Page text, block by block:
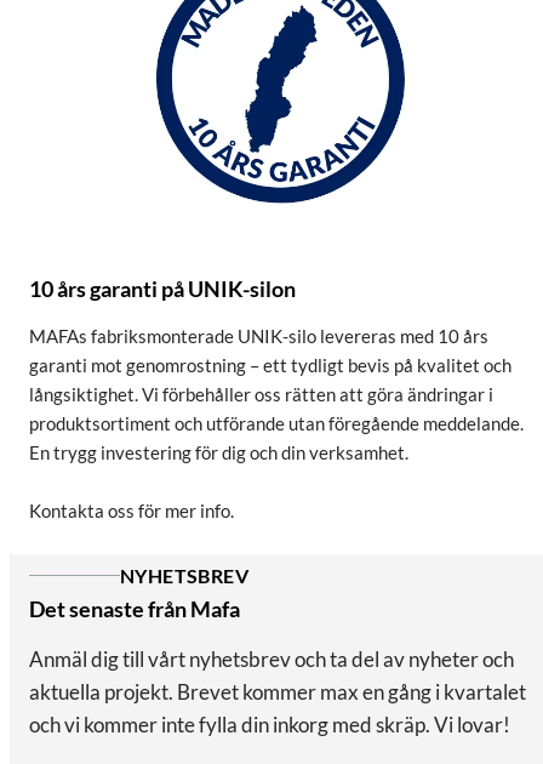
10 års garanti på UNIK-silon
MAFAs fabriksmonterade UNIK-silo levereras med 10 års
garanti mot genomrostning – ett tydligt bevis på kvalitet och
långsiktighet. Vi förbehåller oss rätten att göra ändringar i
produktsortiment och utförande utan föregående meddelande.
En trygg investering för dig och din verksamhet.
Kontakta oss för mer info.
NYHETSBREV
Det senaste från Mafa
Anmäl dig till vårt nyhetsbrev och ta del av nyheter och
aktuella projekt. Brevet kommer max en gång i kvartalet
och vi kommer inte fylla din inkorg med skräp. Vi lovar!